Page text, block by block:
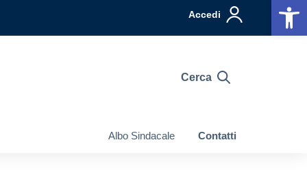
Accedi
Cerca
Albo Sindacale Contatti